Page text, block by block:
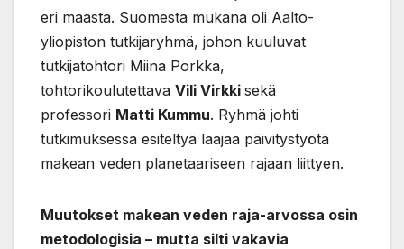
eri maasta. Suomesta mukana oli Aalto-
yliopiston tutkijaryhmä, johon kuuluvat
tutkijatohtori Miina Porkka,
tohtorikoulutettava Vili Virkki sekä
professori Matti Kummu. Ryhmä johti
tutkimuksessa esiteltyä laajaa päivitystyötä
makean veden planetaariseen rajaan liittyen.
Muutokset makean veden raja-arvossa osin
metodologisia – mutta silti vakavia